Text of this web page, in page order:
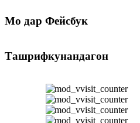
Мо дар Фейсбук
Ташрифкунандагон